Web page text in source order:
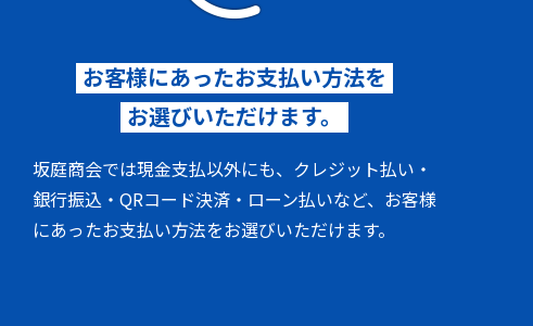
お客様にあったお支払い方法を
お選びいただけます。
坂庭商会では現金支払以外にも、クレジット払い・
銀行振込・QRコード決済・ローン払いなど、お客様
にあったお支払い方法をお選びいただけます。